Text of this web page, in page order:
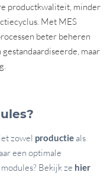
productkwaliteit, minder
Met MES
beter beheren
maar
zowel productie als
een optimale
Bekijk ze hier